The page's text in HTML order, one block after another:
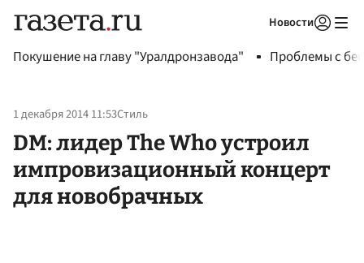
Новости
Покушение на главу "Уралдронзавода" Проблемы с
1 декабря 2014 11:53Стиль
DM: лидер The Who устроил
импровизационный концерт
для новобрачных